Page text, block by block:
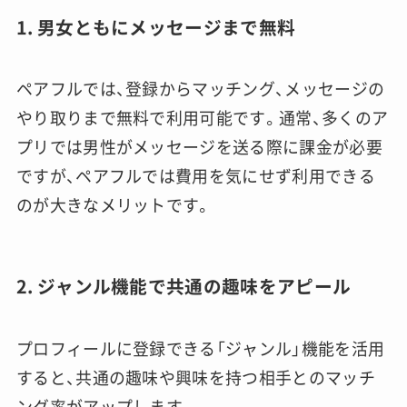
1. 男女ともにメッセージまで無料
ペアフルでは、登録からマッチング、メッセージの
やり取りまで無料で利用可能です。通常、多くのア
プリでは男性がメッセージを送る際に課金が必要
ですが、ペアフルでは費用を気にせず利用できる
のが大きなメリットです。
2. ジャンル機能で共通の趣味をアピール
プロフィールに登録できる「ジャンル」機能を活用
すると、共通の趣味や興味を持つ相手とのマッチ